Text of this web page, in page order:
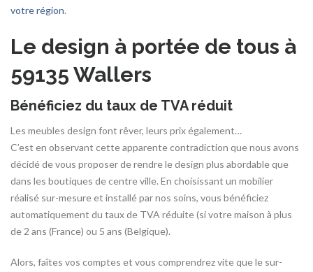
votre région.
Le design à portée de tous à
59135 Wallers
Bénéficiez du taux de TVA réduit
Les meubles design font rêver, leurs prix également…
C’est en observant cette apparente contradiction que nous avons
décidé de vous proposer de rendre le design plus abordable que
dans les boutiques de centre ville. En choisissant un mobilier
réalisé sur-mesure et installé par nos soins, vous bénéficiez
automatiquement du taux de TVA réduite (si votre maison à plus
de 2 ans (France) ou 5 ans (Belgique).
Alors, faîtes vos comptes et vous comprendrez vite que le sur-